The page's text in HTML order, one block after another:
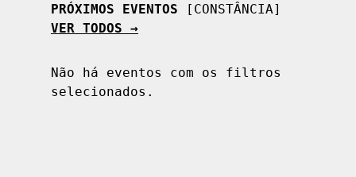
PRÓXIMOS EVENTOS
[CONSTÂNCIA]
VER TODOS →
Não há eventos com os filtros
selecionados.